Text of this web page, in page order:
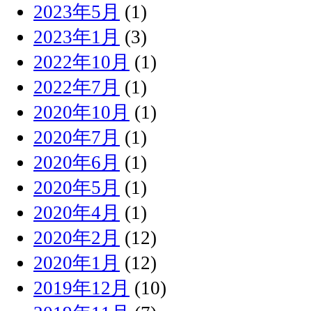
2023年5月 (1)
2023年1月 (3)
2022年10月 (1)
2022年7月 (1)
2020年10月 (1)
2020年7月 (1)
2020年6月 (1)
2020年5月 (1)
2020年4月 (1)
2020年2月 (12)
2020年1月 (12)
2019年12月 (10)